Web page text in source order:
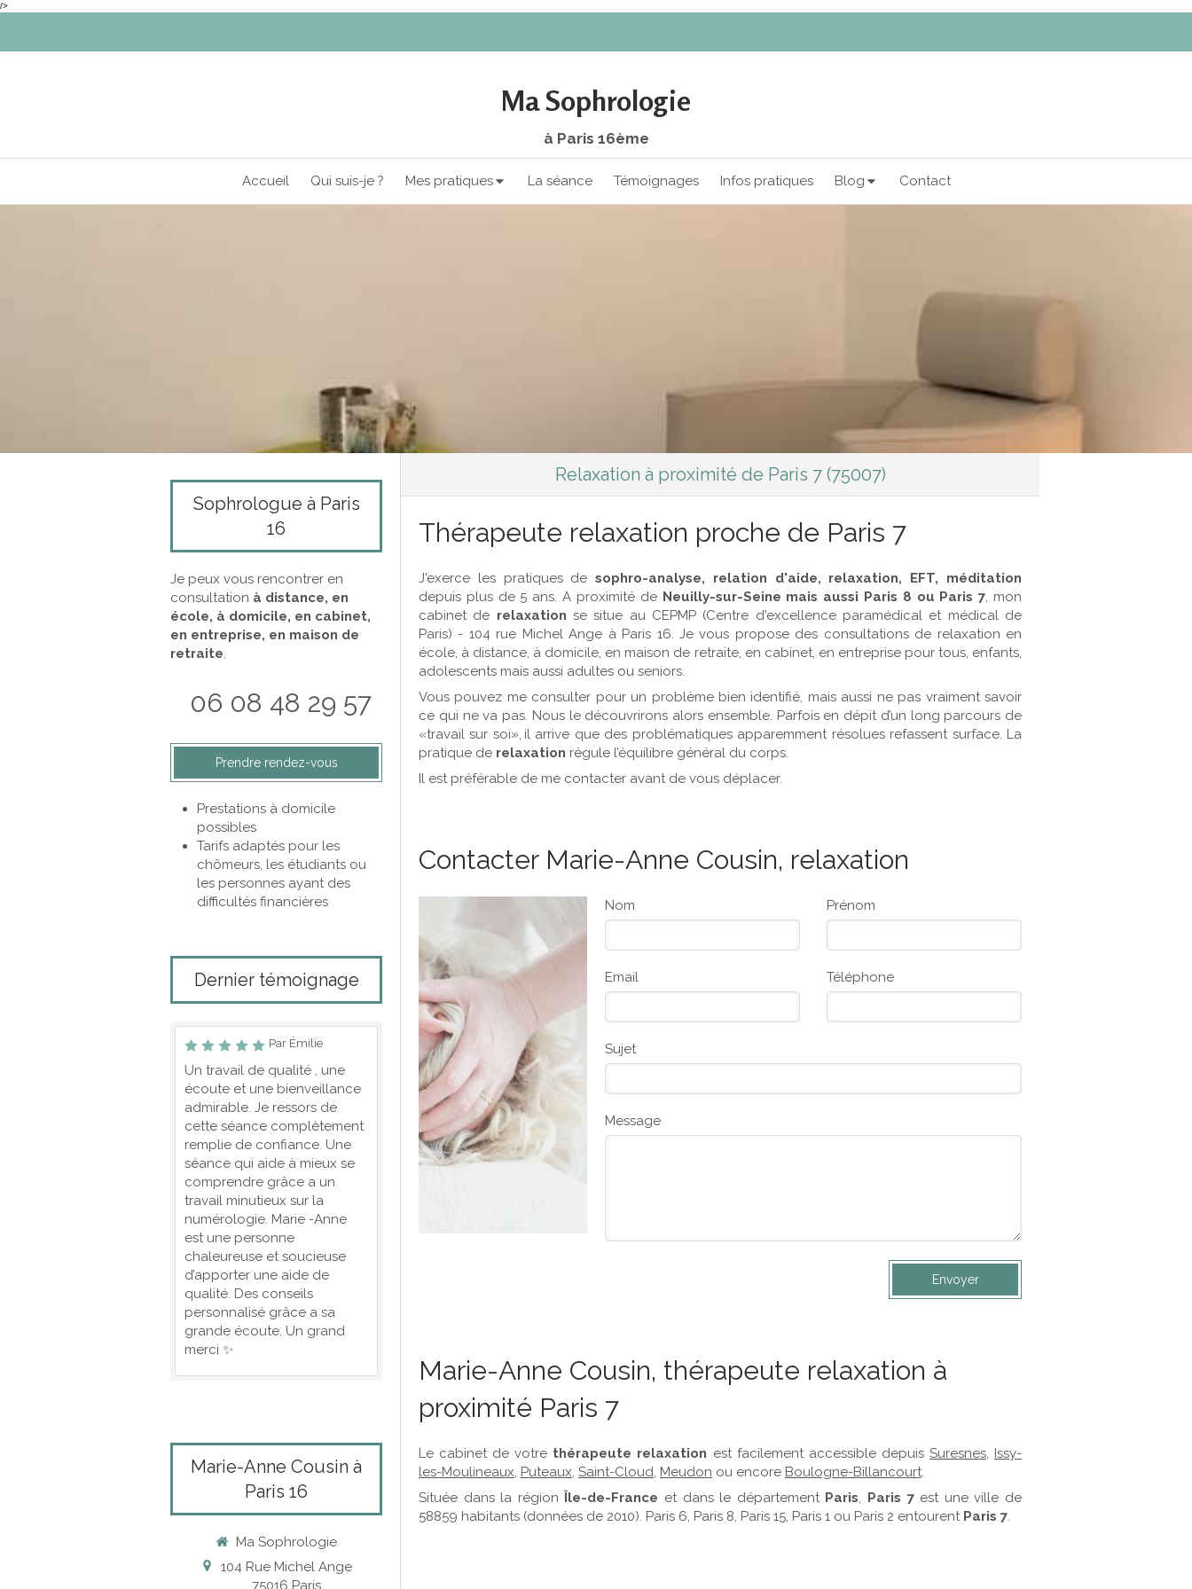
/>
Ma Sophrologie
à Paris 16ème
Accueil Qui suis-je ? Mes pratiques La séance Témoignages Infos pratiques Blog Contact
Relaxation à proximité de Paris 7 (75007)
Thérapeute relaxation proche de Paris 7
J'exerce les pratiques desophro-analyse, relation d'aide, relaxation, EFT, méditation
depuis plus de 5 ans. A proximité de Neuilly-sur-Seine mais aussi Paris 8 ou Paris 7, mon
cabinet de relaxation se situe au CEPMP (Centre d'excellence paramédical et médical de
Paris) - 104 rue Michel Ange à Paris 16. Je vous propose des consultations de relaxation en
école, à distance, à domicile, en maison de retraite, en cabinet, en entreprise pour tous, enfants,
adolescents mais aussi adultes ou seniors.
Vous pouvez me consulter pour un problème bien identifié, mais aussi ne pas vraiment savoir
ce qui ne va pas. Nous le découvrirons alors ensemble. Parfois en dépit d’un long parcours de
«travail sur soi», il arrive que des problématiques apparemment résolues refassent surface. La
pratique de relaxation régule l’équilibre général du corps.
Il est préférable de me contacter avant de vous déplacer.
Contacter Marie-Anne Cousin, relaxation
Nom Prénom
Email Téléphone
Sujet
Message
Envoyer
Marie-Anne Cousin, thérapeute relaxation à
proximité Paris 7
Le cabinet de votre thérapeute relaxation est facilement accessible depuis Suresnes, Issy-
les-Moulineaux, Puteaux, Saint-Cloud, Meudon ou encore Boulogne-Billancourt.
Située dans la région Île-de-France et dans le département Paris, Paris 7est une ville de
58859 habitants (données de 2010). Paris 6, Paris 8, Paris 15, Paris 1 ou Paris 2 entourent Paris 7.
Sophrologue à Paris
16
Je peux vous rencontrer en
consultation à distance, en
école, à domicile, en cabinet,
en entreprise, en maison de
retraite.
06 08 48 29 57
Prendre rendez-vous
Prestations à domicile
possibles
Tarifs adaptés pour les
chômeurs, les étudiants ou
les personnes ayant des
difficultés financières
Dernier témoignage
Par Émilie
Un travail de qualité , une
écoute et une bienveillance
admirable. Je ressors de
cette séance complètement
remplie de confiance. Une
séance qui aide à mieux se
comprendre grâce a un
travail minutieux sur la
numérologie. Marie -Anne
est une personne
chaleureuse et soucieuse
d’apporter une aide de
qualité. Des conseils
personnalisé grâce a sa
grande écoute. Un grand
merci ✨
Marie-Anne Cousin à
Paris 16
Ma Sophrologie
104 Rue Michel Ange
75016 Paris